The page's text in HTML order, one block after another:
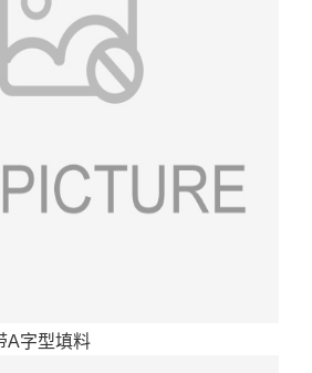
A字型填料